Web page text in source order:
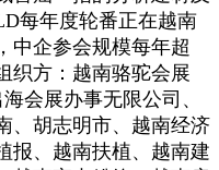
每年度轮番正在越南
中企参会规模每年超
织方：越南骆驼会展
会展办事无限公司、
、胡志明市、越南经济
报、越南扶植、越南建